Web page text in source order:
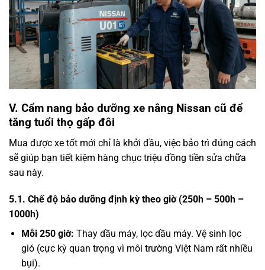
V. Cẩm nang bảo dưỡng xe nâng Nissan cũ để
tăng tuổi thọ gấp đôi
Mua được xe tốt mới chỉ là khởi đầu, việc bảo trì đúng cách
sẽ giúp bạn tiết kiệm hàng chục triệu đồng tiền sửa chữa
sau này.
5.1. Chế độ bảo dưỡng định kỳ theo giờ (250h – 500h –
1000h)
Mỗi 250 giờ: Thay dầu máy, lọc dầu máy. Vệ sinh lọc
gió (cực kỳ quan trọng vì môi trường Việt Nam rất nhiều
bụi).